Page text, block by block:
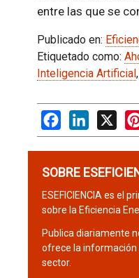
entre las que se
Publicado en:
Etiquetado como:
Inteligencia Artificial,
FacebookLinkedIn
X
SOBRE
ESEFICIENCIA es el
sobre la Eficiencia
Publica diariamente
ofrece la información
sector.